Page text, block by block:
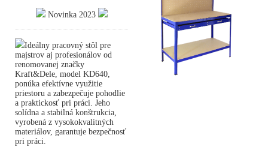
Novinka 2023
Ideálny pracovný stôl pre
majstrov aj profesionálov od
renomovanej značky
Kraft&Dele, model KD640,
ponúka efektívne využitie
priestoru a zabezpečuje pohodlie
a praktickosť pri práci. Jeho
solídna a stabilná konštrukcia,
vyrobená z vysokokvalitných
materiálov, garantuje bezpečnosť
pri práci.